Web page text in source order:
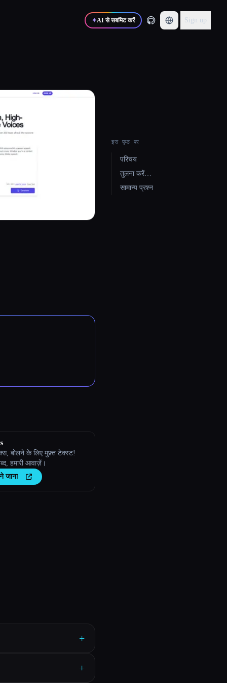
✦AI से सबमिट करें Sign up
बोलने के लिए मुफ़्त टेक्स्ट!
हमारी आवाज़ें।
जाना
+
+
इस पृष्ठ पर
परिचय
तुलना करें…
सामान्य प्रश्न